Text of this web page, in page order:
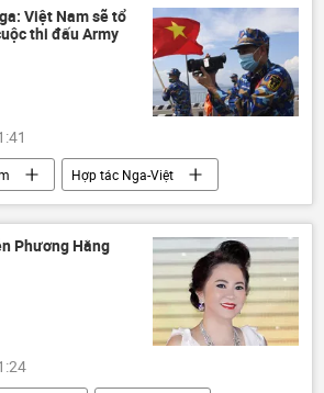
Ukraina
quân đội Mỹ
Việt Nam sẽ tổ
thi đấu Army
Hợp tác Nga-Việt
phòng Nga
Đội tuyển Việt Nam tại Hội thao quân sự quốc tế ARMY-2022
ARMY GAMES-2022
Phương Hằng